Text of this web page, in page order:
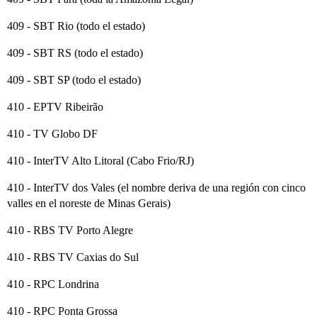
409 - SBT Rio (todo el estado)
409 - SBT RS (todo el estado)
409 - SBT SP (todo el estado)
410 - EPTV Ribeirão
410 - TV Globo DF
410 - InterTV Alto Litoral (Cabo Frio/RJ)
410 - InterTV dos Vales (el nombre deriva de una región con cinco
valles en el noreste de Minas Gerais)
410 - RBS TV Porto Alegre
410 - RBS TV Caxias do Sul
410 - RPC Londrina
410 - RPC Ponta Grossa